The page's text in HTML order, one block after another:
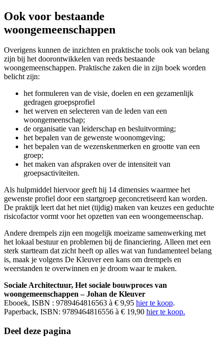
Ook voor bestaande
woongemeenschappen
Overigens kunnen de inzichten en praktische tools ook van belang
zijn bij het doorontwikkelen van reeds bestaande
woongemeenschappen. Praktische zaken die in zijn boek worden
belicht zijn:
het formuleren van de visie, doelen en een gezamenlijk
gedragen groepsprofiel
het werven en selecteren van de leden van een
woongemeenschap;
de organisatie van leiderschap en besluitvorming;
het bepalen van de gewenste woonomgeving;
het bepalen van de wezenskenmerken en grootte van een
groep;
het maken van afspraken over de intensiteit van
groepsactiviteiten.
Als hulpmiddel hiervoor geeft hij 14 dimensies waarmee het
gewenste profiel door een startgroep geconcretiseerd kan worden.
De praktijk leert dat het niet (tijdig) maken van keuzes een geduchte
risicofactor vormt voor het opzetten van een woongemeenschap.
Andere drempels zijn een mogelijk moeizame samenwerking met
het lokaal bestuur en problemen bij de financiering. Alleen met een
sterk startteam dat zicht heeft op alles wat van fundamenteel belang
is, maak je volgens De Kleuver een kans om drempels en
weerstanden te overwinnen en je droom waar te maken.
Sociale Architectuur, Het sociale bouwproces van
woongemeenschappen – Johan de Kleuver
Ebooek, ISBN : 9789464816563 à € 9,95 hier te koop.
Paperback, ISBN: 9789464816556 à € 19,90 hier te koop.
Deel deze pagina